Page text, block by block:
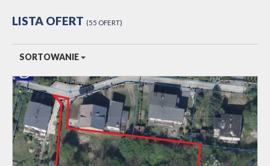
LISTA OFERT 55 OFERT
SORTOWANIE